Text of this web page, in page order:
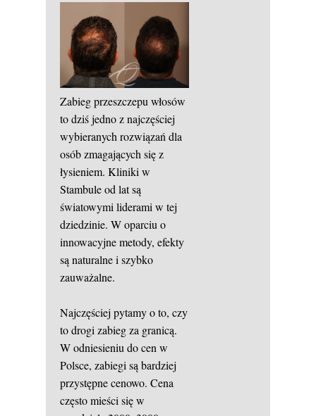
Zabieg przeszczepu włosów
to dziś jedno z najczęściej
wybieranych rozwiązań dla
osób zmagających się z
łysieniem. Kliniki w
Stambule od lat są
światowymi liderami w tej
dziedzinie. W oparciu o
innowacyjne metody, efekty
są naturalne i szybko
zauważalne.
Najczęściej pytamy o to, czy
to drogi zabieg za granicą.
W odniesieniu do cen w
Polsce, zabiegi są bardziej
przystępne cenowo. Cena
często mieści się w